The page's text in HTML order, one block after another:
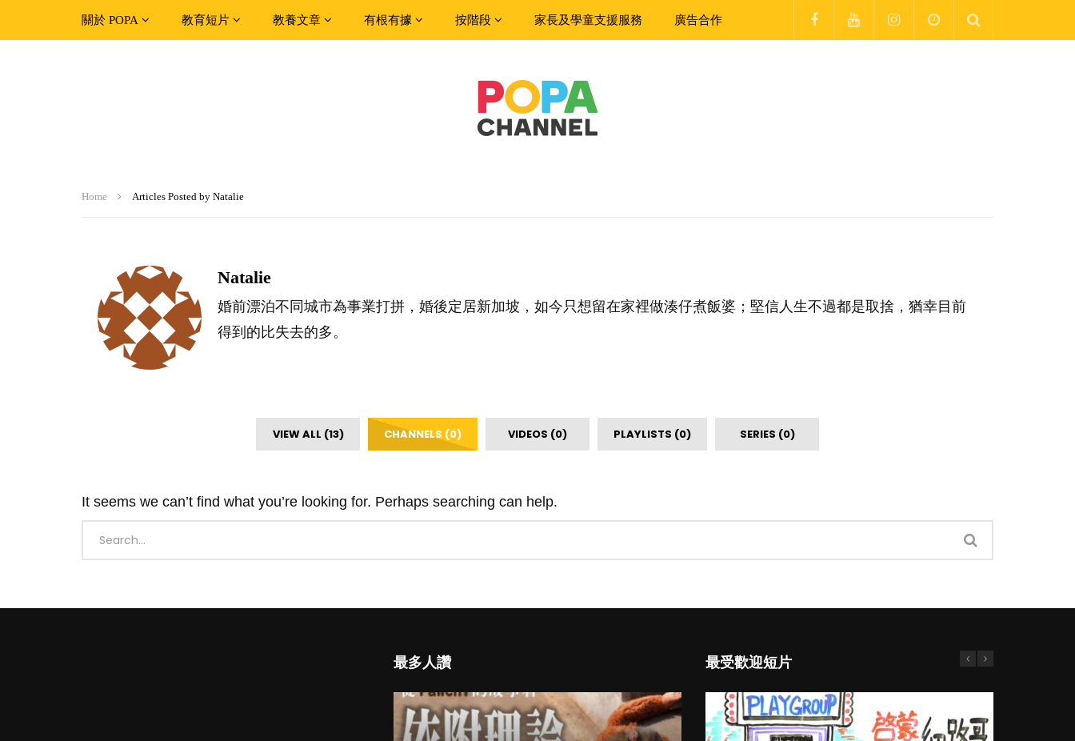
關於 POPA 教育短片 教養文章 有根有據 按階段 家長及學童支援服務 廣告合作
Home Articles Posted by Natalie
Natalie
婚前漂泊不同城市為事業打拼，婚後定居新加坡，如今只想留在家裡做湊仔煮飯婆；堅信人生不過都是取捨，猶幸目前
得到的比失去的多。
VIEW ALL (13) CHANNELS (0) VIDEOS (0) PLAYLISTS (0) SERIES (0)
It seems we can’t find what you’re looking for. Perhaps searching can help.
最多人讚 最受歡迎短片